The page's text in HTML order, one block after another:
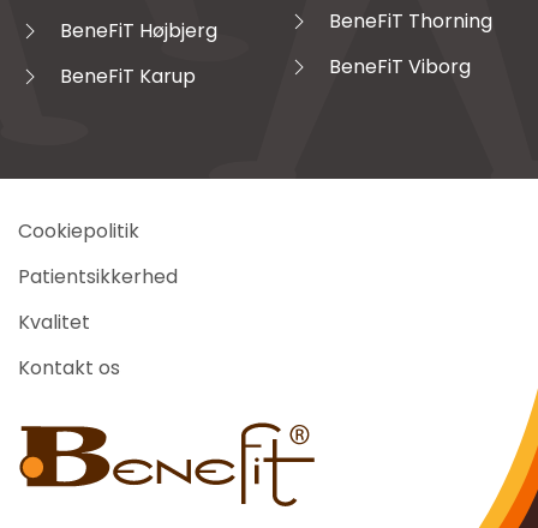
BeneFiT Højbjerg
BeneFiT Karup
BeneFiT Thorning
BeneFiT Viborg
Cookiepolitik
Patientsikkerhed
Kvalitet
Kontakt os